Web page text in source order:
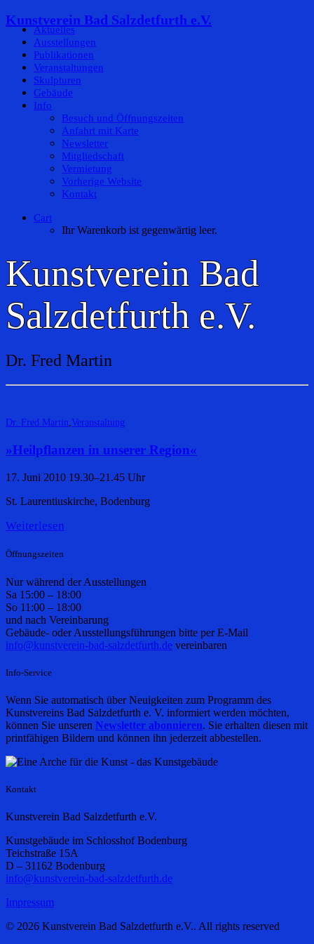
Kunstverein Bad Salzdetfurth e.V.
Aktuelles
Ausstellungen
Publikationen
Veranstaltungen
Skulpturen
Gebäude
Info
Besuch und Öffnungszeiten
Anfahrt mit Karte
Newsletter
Mitgliedschaft
Vermietung
Vorherige Website
Kontakt
Cart
Ihr Warenkorb ist gegenwärtig leer.
Kunstverein Bad
Salzdetfurth e.V.
Dr. Fred Martin
Dr. Fred Martin Veranstaltung
»Heilpflanzen in unserer Region«
17. Juni 2010 19.30–21.45 Uhr
St. Laurentiuskirche, Bodenburg
Weiterlesen
Öffnungszeiten
Nur während der Ausstellungen
Sa 15:00 – 18:00
So 11:00 – 18:00
und nach Vereinbarung
Gebäude- oder Ausstellungsführungen bitte per E-Mail
info@kunstverein-bad-salzdetfurth.de vereinbaren
Info-Service
Wenn Sie automatisch über Neuigkeiten zum Programm des
Kunstvereins Bad Salzdetfurth e. V. informiert werden möchten,
können Sie unseren Newsletter abonnieren. Sie erhalten diesen mit
printfähigen Bildern und können ihn jederzeit abbestellen.
Kontakt
Kunstverein Bad Salzdetfurth e.V.
Kunstgebäude im Schlosshof Bodenburg
Teichstraße 15A
D – 31162 Bodenburg
info@kunstverein-bad-salzdetfurth.de
Impressum
© 2026 Kunstverein Bad Salzdetfurth e.V.. All rights reserved